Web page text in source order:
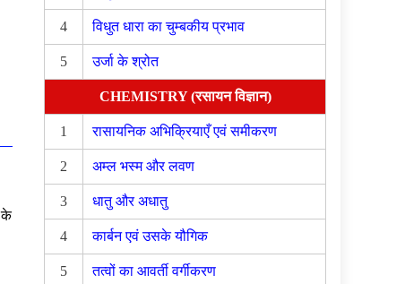
के
4 विधुत धारा का चुम्बकीय प्रभाव
5 उर्जा के श्रोत
CHEMISTRY (रसायन विज्ञान)
1 रासायनिक अभिक्रियाएँ एवं समीकरण
2 अम्ल भस्म और लवण
3 धातु और अधातु
4 कार्बन एवं उसके यौगिक
5 तत्वों का आवर्ती वर्गीकरण